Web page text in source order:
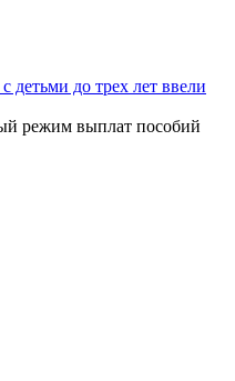
детьми до трех лет ввели
режим выплат пособий